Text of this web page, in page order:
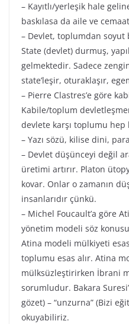
– Kayıtlı/yerleşik hale
baskılasa da aile ve
– Devlet, toplumdan soyut
State (devlet) durmuş,
gelmektedir. Sadece
state’leşir, oturaklaşır,
– Pierre Clastres’e göre
Kabile/toplum
devlete karşı toplumu
– Yazı sözü, kilise dini,
– Devlet düşünceyi değil
üretimi artırır. Platon
kovar. Onlar o zamanın
insanlarıdır çünkü.
– Michel Foucault’a göre
yönetim modeli söz
Atina modeli mülkiyeti
toplumu esas alır. Atina
mülksüzleştirirken İbrani
sorumludur. Bakara
gözet) – “unzurna” (Bizi
okuyabiliriz.